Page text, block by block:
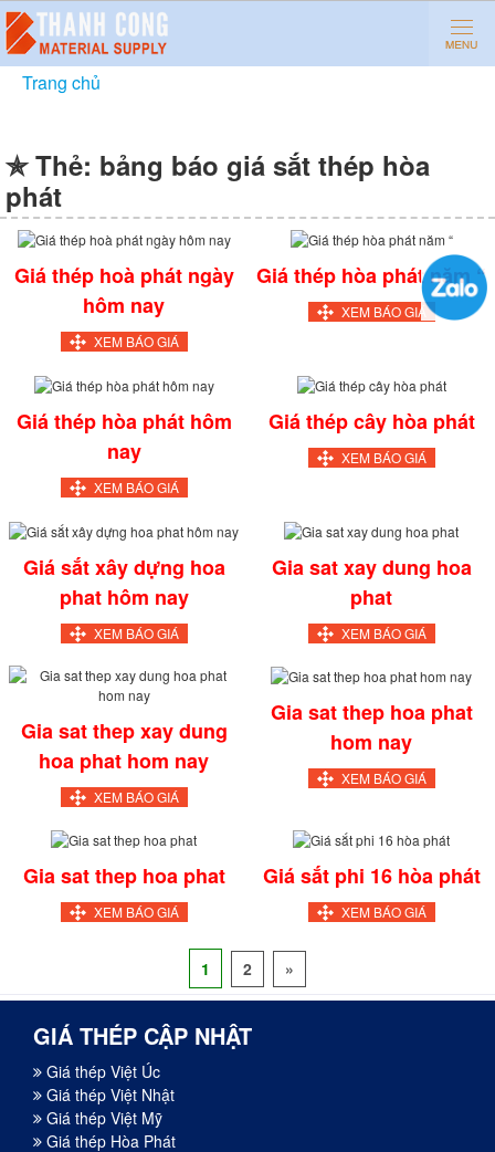
Trang chủ
✯ Thẻ: bảng báo giá sắt thép hòa
phát
Giá thép hoà phát ngày
hôm nay
XEM BÁO GIÁ
Giá thép hòa phát năm “
XEM BÁO GIÁ
Giá thép hòa phát hôm
nay
XEM BÁO GIÁ
Giá thép cây hòa phát
XEM BÁO GIÁ
Giá sắt xây dựng hoa
phat hôm nay
XEM BÁO GIÁ
Gia sat xay dung hoa
phat
XEM BÁO GIÁ
Gia sat thep xay dung
hoa phat hom nay
XEM BÁO GIÁ
Gia sat thep hoa phat
hom nay
XEM BÁO GIÁ
Gia sat thep hoa phat
XEM BÁO GIÁ
Giá sắt phi 16 hòa phát
XEM BÁO GIÁ
1 2 »
GIÁ THÉP CẬP NHẬT
Giá thép Việt Úc
Giá thép Việt Nhật
Giá thép Việt Mỹ
Giá thép Hòa Phát